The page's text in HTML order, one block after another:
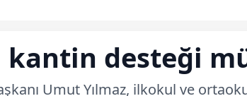
kantin desteği
Umut Yılmaz, ilkokul ve